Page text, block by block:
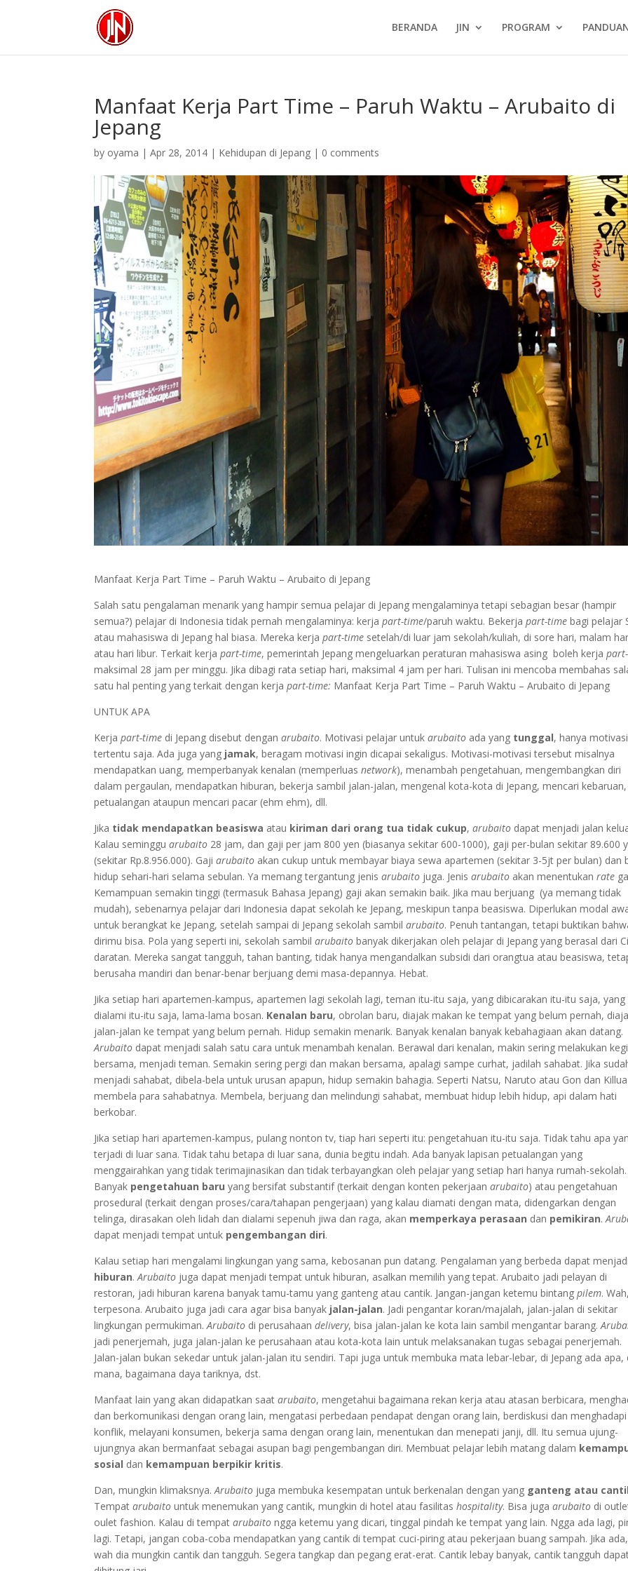
BERANDA JIN PROGRAM
Manfaat Kerja Part Time – Paruh Waktu – Arubaito di
Jepang
by oyama |Apr 28, 2014 | Kehidupan di Jepang | 0 comments
Manfaat Kerja Part Time – Paruh Waktu – Arubaito di Jepang
Salah satu pengalaman menarik yang hampir semua pelajar di Jepang mengalaminya tetapi sebagian besar (hampir
semua?) pelajar di Indonesia tidak pernah mengalaminya: kerjapart-time/paruh waktu. Bekerjapart-time bagi pelajar
atau mahasiswa di Jepang hal biasa. Mereka kerjapart-time setelah/di luar jam sekolah/kuliah, di sore hari, malam
atau hari libur. Terkait kerjapart-time, pemerintah Jepang mengeluarkan peraturan mahasiswa asing boleh kerja
maksimal 28 jam per minggu. Jika dibagi rata setiap hari, maksimal 4 jam per hari. Tulisan ini mencoba membahas
satu hal penting yang terkait dengan kerjapart-time: Manfaat Kerja Part Time – Paruh Waktu – Arubaito di Jepang
UNTUK APA
Kerjapart-time di Jepang disebut denganarubaito. Motivasi pelajar untukarubaito ada yang tunggal, hanya motivasi
tertentu saja. Ada juga yang jamak, beragam motivasi ingin dicapai sekaligus. Motivasi-motivasi tersebut misalnya
mendapatkan uang, memperbanyak kenalan (memperluasnetwork), menambah pengetahuan, mengembangkan diri
dalam pergaulan, mendapatkan hiburan, bekerja sambil jalan-jalan, mengenal kota-kota di Jepang, mencari kebaruan,
petualangan ataupun mencari pacar (ehm ehm), dll.
Jika tidak mendapatkan beasiswa atau kiriman dari orang tua tidak cukup,arubaito dapat menjadi jalan
Kalau semingguarubaito 28 jam, dan gaji per jam 800 yen (biasanya sekitar 600-1000), gaji per-bulan sekitar 89.600
(sekitar Rp.8.956.000). Gajiarubaito akan cukup untuk membayar biaya sewa apartemen (sekitar 3-5jt per bulan) dan
hidup sehari-hari selama sebulan. Ya memang tergantung jenisarubaito juga. Jenisarubaito akan menentukanrate
Kemampuan semakin tinggi (termasuk Bahasa Jepang) gaji akan semakin baik. Jika mau berjuang (ya memang tidak
mudah), sebenarnya pelajar dari Indonesia dapat sekolah ke Jepang, meskipun tanpa beasiswa. Diperlukan modal
untuk berangkat ke Jepang, setelah sampai di Jepang sekolah sambilarubaito. Penuh tantangan, tetapi buktikan
dirimu bisa. Pola yang seperti ini, sekolah sambilarubaito banyak dikerjakan oleh pelajar di Jepang yang berasal dari
daratan. Mereka sangat tangguh, tahan banting, tidak hanya mengandalkan subsidi dari orangtua atau beasiswa,
berusaha mandiri dan benar-benar berjuang demi masa-depannya. Hebat.
Jika setiap hari apartemen-kampus, apartemen lagi sekolah lagi, teman itu-itu saja, yang dibicarakan itu-itu saja, yang
dialami itu-itu saja, lama-lama bosan. Kenalan baru, obrolan baru, diajak makan ke tempat yang belum pernah,
jalan-jalan ke tempat yang belum pernah. Hidup semakin menarik. Banyak kenalan banyak kebahagiaan akan datang.
Arubaito dapat menjadi salah satu cara untuk menambah kenalan. Berawal dari kenalan, makin sering melakukan
bersama, menjadi teman. Semakin sering pergi dan makan bersama, apalagi sampe curhat, jadilah sahabat. Jika
menjadi sahabat, dibela-bela untuk urusan apapun, hidup semakin bahagia. Seperti Natsu, Naruto atau Gon dan Killua
membela para sahabatnya. Membela, berjuang dan melindungi sahabat, membuat hidup lebih hidup, api dalam hati
berkobar.
Jika setiap hari apartemen-kampus, pulang nonton tv, tiap hari seperti itu: pengetahuan itu-itu saja. Tidak tahu apa
terjadi di luar sana. Tidak tahu betapa di luar sana, dunia begitu indah. Ada banyak lapisan petualangan yang
menggairahkan yang tidak terimajinasikan dan tidak terbayangkan oleh pelajar yang setiap hari hanya rumah-sekolah.
Banyak pengetahuan baru yang bersifat substantif (terkait dengan konten pekerjaan arubaito) atau pengetahuan
prosedural (terkait dengan proses/cara/tahapan pengerjaan) yang kalau diamati dengan mata, didengarkan dengan
telinga, dirasakan oleh lidah dan dialami sepenuh jiwa dan raga, akan memperkaya perasaan dan pemikiran.
dapat menjadi tempat untuk pengembangan diri.
Kalau setiap hari mengalami lingkungan yang sama, kebosanan pun datang. Pengalaman yang berbeda dapat
hiburan.Arubaito juga dapat menjadi tempat untuk hiburan, asalkan memilih yang tepat. Arubaito jadi pelayan di
restoran, jadi hiburan karena banyak tamu-tamu yang ganteng atau cantik. Jangan-jangan ketemu bintangpilem.
terpesona. Arubaito juga jadi cara agar bisa banyak jalan-jalan. Jadi pengantar koran/majalah, jalan-jalan di sekitar
lingkungan permukiman.Arubaito di perusahaandelivery, bisa jalan-jalan ke kota lain sambil mengantar barang.
jadi penerjemah, juga jalan-jalan ke perusahaan atau kota-kota lain untuk melaksanakan tugas sebagai penerjemah.
Jalan-jalan bukan sekedar untuk jalan-jalan itu sendiri. Tapi juga untuk membuka mata lebar-lebar, di Jepang ada apa,
mana, bagaimana daya tariknya, dst.
Manfaat lain yang akan didapatkan saatarubaito, mengetahui bagaimana rekan kerja atau atasan berbicara,
dan berkomunikasi dengan orang lain, mengatasi perbedaan pendapat dengan orang lain, berdiskusi dan menghadapi
konflik, melayani konsumen, bekerja sama dengan orang lain, menentukan dan menepati janji, dll. Itu semua ujung-
ujungnya akan bermanfaat sebagai asupan bagi pengembangan diri. Membuat pelajar lebih matang dalam
sosial dan kemampuan berpikir kritis.
Dan, mungkin klimaksnya.Arubaito juga membuka kesempatan untuk berkenalan dengan yang ganteng atau
Tempatarubaito untuk menemukan yang cantik, mungkin di hotel atau fasilitashospitality. Bisa jugaarubaito di
oulet fashion. Kalau di tempatarubaito ngga ketemu yang dicari, tinggal pindah ke tempat yang lain. Ngga ada lagi,
lagi. Tetapi, jangan coba-coba mendapatkan yang cantik di tempat cuci-piring atau pekerjaan buang sampah. Jika ada,
wah dia mungkin cantik dan tangguh. Segera tangkap dan pegang erat-erat. Cantik lebay banyak, cantik tangguh